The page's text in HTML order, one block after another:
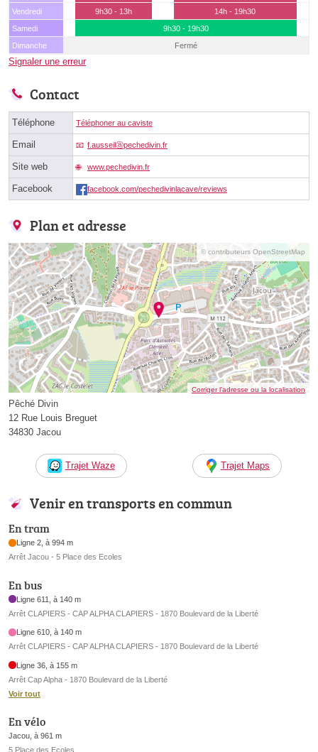
Vendredi
9h30 - 13h
14h - 19h30
Samedi
9h30 - 19h30
Dimanche
Fermé
Signaler une erreur
Contact
Téléphone Téléphoner au caviste
Email f.ausseilⓐpechedivin.fr
Site web www.pechedivin.fr
Facebook facebook.com/pechedivinlacave/reviews
Plan et adresse
© contributeurs OpenStreetMap
Corriger l’adresse ou la localisation
Pêché Divin
12 Rue Louis Breguet
34830 Jacou
Trajet Waze Trajet Maps
Venir en transports en commun
En tram
Ligne 2, à 994 m
Arrêt Jacou - 5 Place des Ecoles
En bus
Ligne 611, à 140 m
Arrêt CLAPIERS - CAP ALPHA CLAPIERS - 1870 Boulevard de la Liberté
Ligne 610, à 140 m
Arrêt CLAPIERS - CAP ALPHA CLAPIERS - 1870 Boulevard de la Liberté
Ligne 36, à 155 m
Arrêt Cap Alpha - 1870 Boulevard de la Liberté
Voir tout
En vélo
Jacou, à 961 m
5 Place des Ecoles